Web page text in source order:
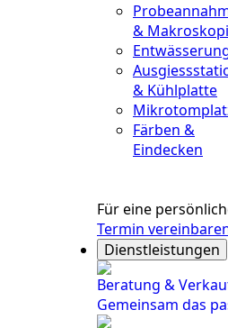
&
& Kühlplatte
Färben &
Eindecken
Für eine
Termin
Dienstleistungen
Beratung &
Gemeinsam das